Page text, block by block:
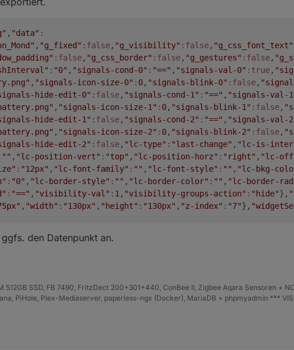
, "data" :
, "g_fixed" :false, "g_visibility" :false, "g_css_font_text"
:false, "g_css_border" :false, "g_gestures" :false,
: "0" , "signals-cond-0" : "==" , "signals-val-0" :true,
, "signals-icon-size-0" : 0, "signals-blink-0" :false,
hide-edit-0" :false, "signals-cond-1" : "==" , "signals-val-
, "signals-icon-size-1" : 0, "signals-blink-1" :false,
hide-edit-1" :false, "signals-cond-2" : "==" , "signals-val-
, "signals-icon-size-2" : 0, "signals-blink-2" :false,
hide-edit-2" :false, "lc-type" : "last-change" , "lc-is-
"" , "lc-position-vert" : "top" , "lc-position-horz" : "right" , "lc-
: "12px" , "lc-font-family" : "" , "lc-font-style" : "" , "lc-bkg-
: "0" , "lc-border-style" : "" , "lc-border-color" : "" , "lc-border-
: "==" , "visibility-val" : 1 , "visibility-groups-action" : "hide"},
, "width" : "130px" , "height" : "130px" , "z-index" : "7"},
den Datenpunkt an.
512GB SSD, FB 7490, FritzDect 200+301+440, ConBee II, Zigbee Aqara Sensoren +
PiHole, Plex-Mediaserver, paperless-ngx (Docker), MariaDB + phpmyadmin ***